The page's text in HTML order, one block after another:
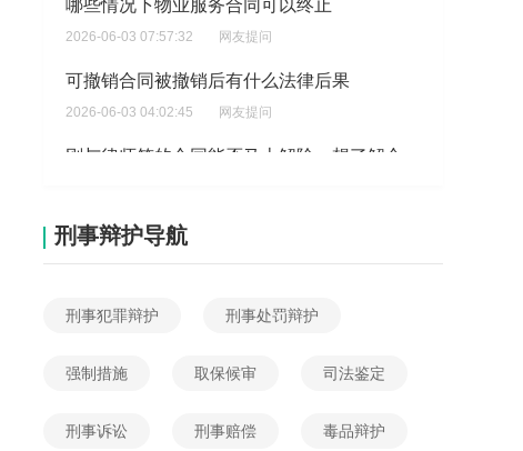
可撤销合同被撤销后有什么法律后果
2026-06-03 04:02:45
2026-06-03 04:01:54 网友提问
第三人有没有权起诉撤销合同
2026-06-04 03:17:33 网友提问
刑事辩护导航
刑事犯罪辩护 刑事处罚辩护
强制措施 取保候审 司法鉴定
刑事诉讼 刑事赔偿 毒品辩护